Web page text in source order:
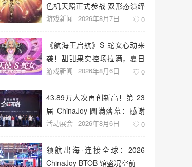
色机天照正式参战 双形态演绎
空中战技
游戏新闻 2026年8月7日 0
《航海王启航》S-蛇女心动来
袭！甜甜果实控场拉满，夏日
盛宴开启
游戏新闻 2026年8月6日 0
43.89万人次再创新高！第 23
届 ChinaJoy 圆满落幕：感谢
有你，共赴这场“与 AI 同游”的
活动展会 2026年8月6日 0
领航出海·连接全球：2026
ChinaJoy BTOB 馆盛况空前